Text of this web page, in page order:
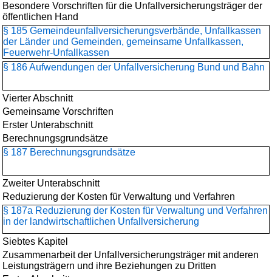
Besondere Vorschriften für die Unfallversicherungsträger der
öffentlichen Hand
§ 185 Gemeindeunfallversicherungs­verbände, Unfallkassen
der Länder und Gemeinden, gemeinsame Unfallkassen,
Feuerwehr-Unfallkassen
§ 186 Aufwendungen der Unfallversicherung Bund und Bahn
Vierter Abschnitt
Gemeinsame Vorschriften
Erster Unterabschnitt
Berechnungsgrundsätze
§ 187 Berechnungsgrundsätze
Zweiter Unterabschnitt
Reduzierung der Kosten für Verwaltung und Verfahren
§ 187a Reduzierung der Kosten für Verwaltung und Verfahren
in der landwirtschaftlichen Unfallversicherung
Siebtes Kapitel
Zusammenarbeit der Unfallversicherungsträger mit anderen
Leistungsträgern und ihre Beziehungen zu Dritten